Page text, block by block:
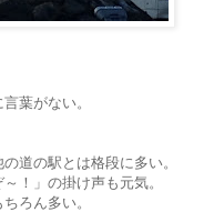
葉がない。
道の駅とは格段に多い。
！」の掛け声も元気。
ろん多い。